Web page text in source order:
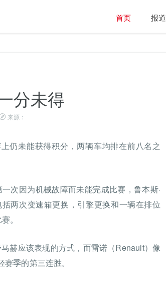
首页 报道
分未得
来源：
仍未能获得积分，两辆车均排在前八名之
次因为机械故障而未能完成比赛，鲁本斯·
两次变速箱更换，引擎更换和一辆在排位
。
赫应该表现的方式，而雷诺（Renault）像
季的第三连胜。